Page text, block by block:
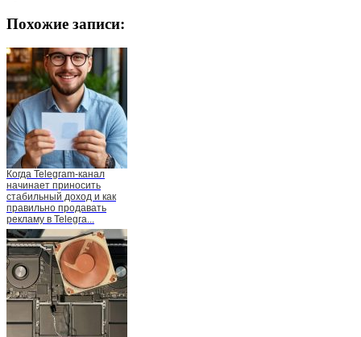
Похожие записи:
Когда Telegram-канал
начинает приносить
стабильный доход и как
правильно продавать
рекламу в Telegra...